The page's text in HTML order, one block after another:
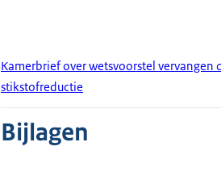
Kamerbrief over wetsvoorstel vervangen
stikstofreductie
Bijlagen